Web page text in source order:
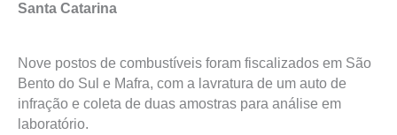
Santa Catarina
Nove postos de combustíveis foram fiscalizados em São
Bento do Sul e Mafra, com a lavratura de um auto de
infração e coleta de duas amostras para análise em
laboratório.